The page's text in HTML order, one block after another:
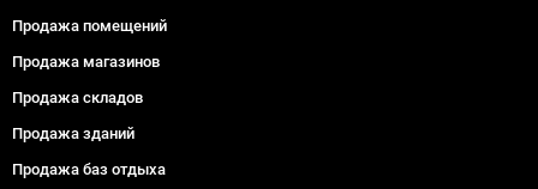
Продажа помещений
Продажа магазинов
Продажа складов
Продажа зданий
Продажа баз отдыха